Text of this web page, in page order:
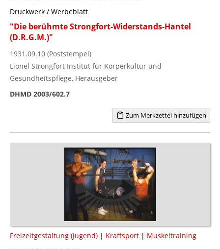
Druckwerk / Werbeblatt
"Die berühmte Strongfort-Widerstands-Hantel
(D.R.G.M.)"
1931.09.10 (Poststempel)
Lionel Strongfort Institut für Körperkultur und
Gesundheitspflege, Herausgeber
DHMD 2003/602.7
Zum Merkzettel hinzufügen
Freizeitgestaltung (Jugend) | Kraftsport | Muskeltraining